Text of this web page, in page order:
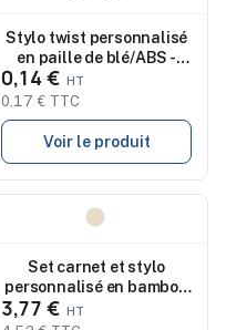
Stylo twist personnalisé
en paille de blé/ABS -
MAIPEN
0,14 €
0,17 € TTC
Voir le produit
Set carnet et stylo
personnalisé en bambou
GALA
3,77 €